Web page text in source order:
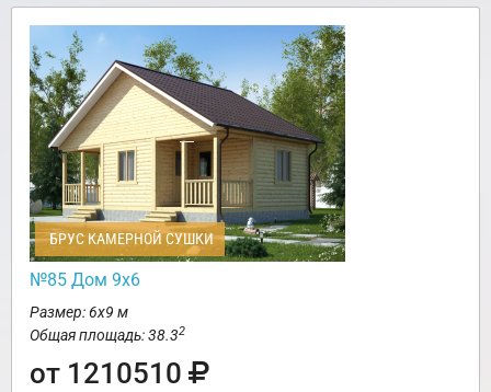
БРУС КАМЕРНОЙ СУШКИ
№85 Дом 9х6
Размер: 6х9 м
Общая площадь: 38.32
от 1210510